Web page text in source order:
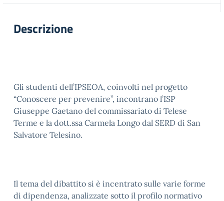
Descrizione
Gli studenti dell’IPSEOA, coinvolti nel progetto
“Conoscere per prevenire”, incontrano l’ISP
Giuseppe Gaetano del commissariato di Telese
Terme e la dott.ssa Carmela Longo dal SERD di San
Salvatore Telesino.
Il tema del dibattito si è incentrato sulle varie forme
di dipendenza, analizzate sotto il profilo normativo